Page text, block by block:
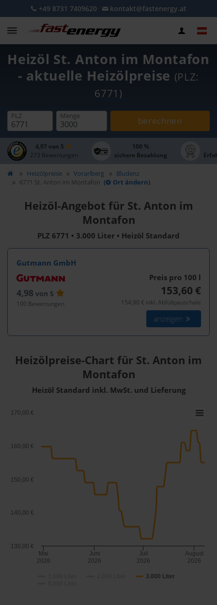
+49 8731 7409620 kontakt@fastenergy.at
Heizöl St. Anton im Montafon
- aktuelle Heizölpreise (PLZ:
6771)
PLZ Menge berechnen
4,97 von 5
273 Bewertungen
100 %
sichere Bezahlung
Heizölpreise Vorarlberg
Bludenz
6771 St. Anton im Montafon ( Ort ändern)
Heizöl-Angebot für St. Anton im
Montafon
PLZ 6771 • 3.000 Liter • Heizöl Standard
Gutmann GmbH
4,98 von 5
100 Bewertungen
Preis pro 100 l
153,60 €
154,90 € inkl. Abfüllpauschale
anzeigen
Heizölpreise-Chart für St. Anton im
Montafon
Heizöl Standard inkl. MwSt. und Lieferung
3.000 Liter
Mai
2026
Juni
2026
Juli
2026
August
2026
130,00 €
140,00 €
150,00 €
160,00 €
170,00 €